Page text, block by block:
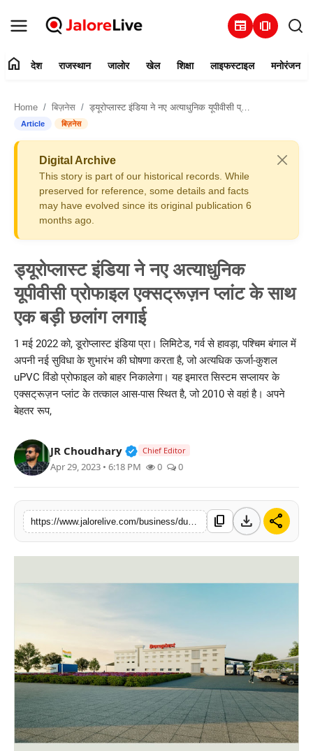
newspaper amp_stories
संपर्क करें
राजस्थान
खेल
शिक्षा
लाइफस्टाइल
मनोरंजन
तकनीक
बिज़नेस
home देश राजस्थान जालोर खेल शिक्षा लाइफस्टाइल मनोरंजन
Home बिज़नेस ड्यूरोप्लास्ट इंडिया ने नए अत्याधुनिक यूपीवीसी प्रोफाइल एक्सट्रूज़न प्लांट के साथ एक बड़ी छलांग लगाई
Article बिज़नेस
Digital Archive
This story is part of our historical records. While
preserved for reference, some details and facts
may have evolved since its original publication 6
months ago.
ड्यूरोप्लास्ट इंडिया ने नए अत्याधुनिक
यूपीवीसी प्रोफाइल एक्सट्रूज़न प्लांट के साथ
एक बड़ी छलांग लगाई
1 मई 2022 को, डूरोप्लास्ट इंडिया प्रा। लिमिटेड, गर्व से हावड़ा, पश्चिम बंगाल में
अपनी नई सुविधा के शुभारंभ की घोषणा करता है, जो अत्यधिक ऊर्जा-कुशल
uPVC विंडो प्रोफाइल को बाहर निकालेगा। यह इमारत सिस्टम सप्लायर के
एक्सट्रूज़न प्लांट के तत्काल आस-पास स्थित है, जो 2010 से वहां है। अपने
बेहतर रूप,
JR Choudhary Verified Public Figure • 30 Mar,
Chief Editor
Apr 29, 2023 • 6:18 PM 0 0
content_copy download share